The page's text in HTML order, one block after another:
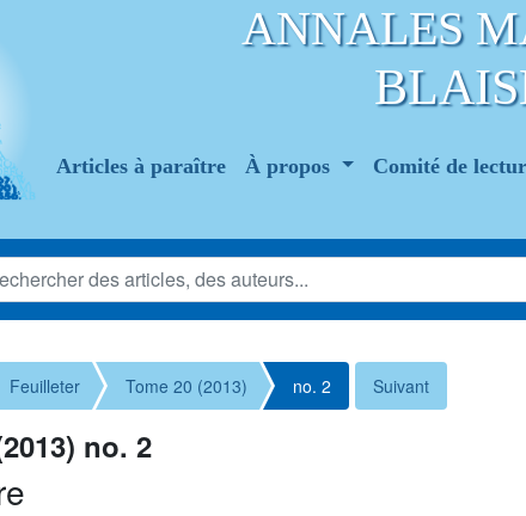
ANNALES
Articles à paraître À propos Comité de
Feuilleter Tome 20 (2013) no. 2 Suivant
no. 2